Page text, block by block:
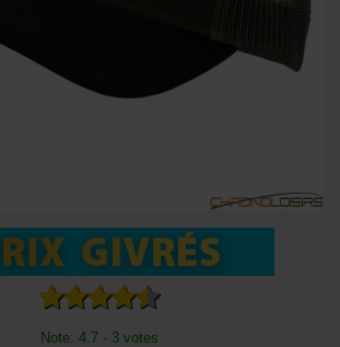
Note: 4.7 - 3 votes